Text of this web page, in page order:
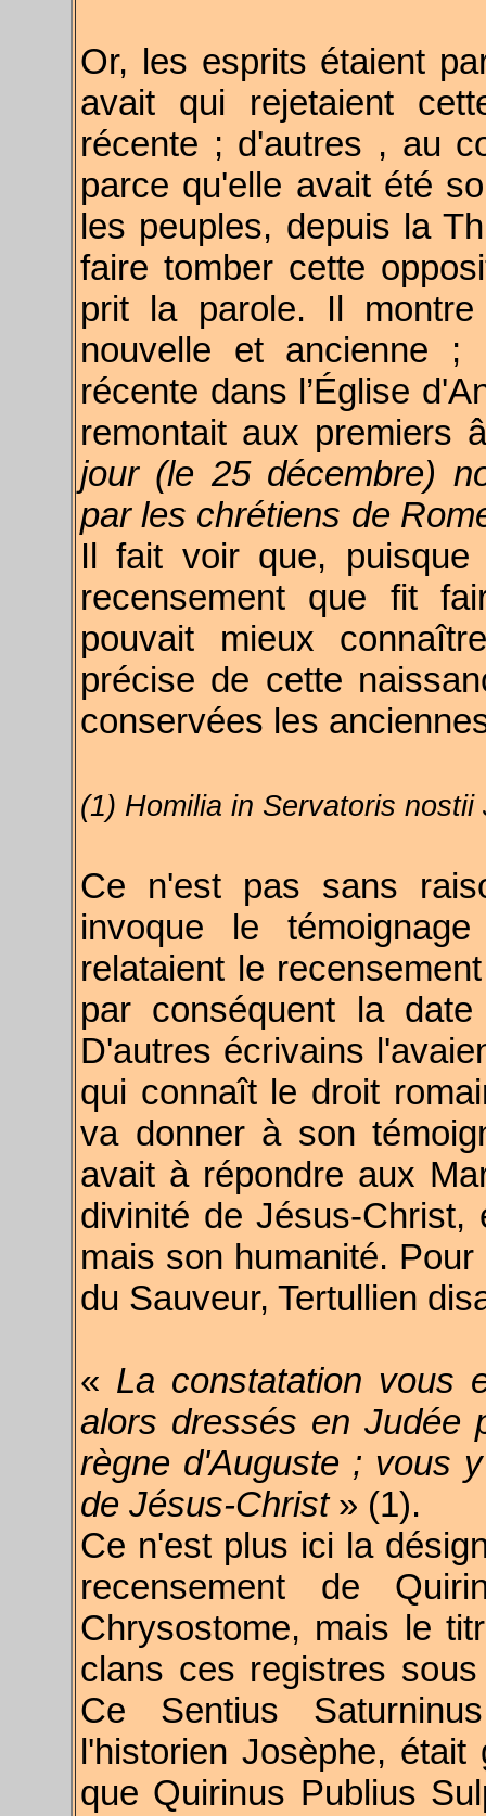
Or, les esprits étaient
avait qui rejetaient
récente ; d'autres , au
parce qu'elle avait été
les peuples, depuis la
faire tomber cette
prit la parole. Il
nouvelle et ancienne ;
récente dans l’Église
remontait aux premiers
jour (le 25 décembre)
par les chrétiens de
Il fait voir que,
recensement que fit
pouvait mieux
précise de cette
conservées les
(1) Homilia in Servatoris
Ce n'est pas sans
invoque le
relataient le
par conséquent la
D'autres écrivains
qui connaît le droit
va donner à son
avait à répondre aux
divinité de Jésus-Christ,
mais son humanité.
du Sauveur, Tertullien
« La constatation vous
alors dressés en Judée
règne d'Auguste ; vous
de Jésus-Christ » (1).
Ce n'est plus ici la
recensement de
Chrysostome, mais le
clans ces registres
Ce Sentius
l'historien Josèphe,
que Quirinus Publius